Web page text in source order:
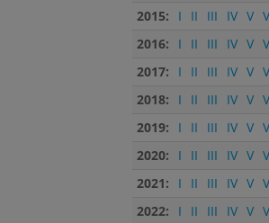
2015:
I II III IV V
2016:
I II III IV V
2017:
I II III IV V
2018:
I II III IV V
2019:
I II III IV V
2020:
I II III IV V
2021:
I II III IV V
2022:
I II III IV V